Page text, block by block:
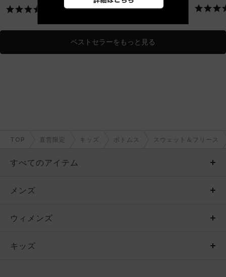
ベストセラーをもっと見る
TOP 直営限定 キッズ ボトムス スウェット＆フリース
すべてのアイテム
メンズ
ウィメンズ
キッズ
メンズ
トップス
ボトムス
ウィメンズ
トップス
キッズ